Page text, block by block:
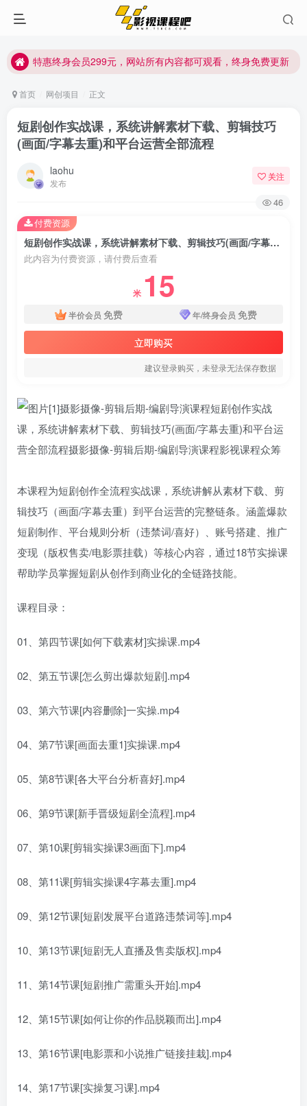
特惠终身会员299元，网站所有内容都可观看，终身免费更新
特惠终身会员299元，网站所有内容都可观看，终身免费更新
首页 网创项目 正文
短剧创作实战课，系统讲解素材下载、剪辑技巧
(画面/字幕去重)和平台运营全部流程
laohu
发布
关注
46
短剧创作实战课，系统讲解素材下载、剪辑技巧(画面/字幕去重)和平台运营全部流程
此内容为付费资源，请付费后查看
米 15
半价会员 免费 年/终身会员 免费
立即购买
建议登录购买，未登录无法保存数据
付费资源
本课程为短剧创作全流程实战课，系统讲解从素材下载、剪
辑技巧（画面/字幕去重）到平台运营的完整链条。涵盖爆款
短剧制作、平台规则分析（违禁词/喜好）、账号搭建、推广
变现（版权售卖/电影票挂载）等核心内容，通过18节实操课
帮助学员掌握短剧从创作到商业化的全链路技能。
课程目录：
01、第四节课[如何下载素材]实操课.mp4
02、第五节课[怎么剪出爆款短剧].mp4
03、第六节课[内容删除]一实操.mp4
04、第7节课[画面去重1]实操课.mp4
05、第8节课[各大平台分析喜好].mp4
06、第9节课[新手晋级短剧全流程].mp4
07、第10课[剪辑实操课3画面下].mp4
08、第11课[剪辑实操课4字幕去重].mp4
09、第12节课[短剧发展平台道路违禁词等].mp4
10、第13节课[短剧无人直播及售卖版权].mp4
11、第14节课[短剧推广需重头开始].mp4
12、第15节课[如何让你的作品脱颖而出].mp4
13、第16节课[电影票和小说推广链接挂栽].mp4
14、第17节课[实操复习课].mp4